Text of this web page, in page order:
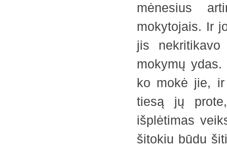
mėnesius
mokytojais. Ir
jis
mokymų
ko mokė jie,
tiesą jų
išplėtimas
šitokiu būdu